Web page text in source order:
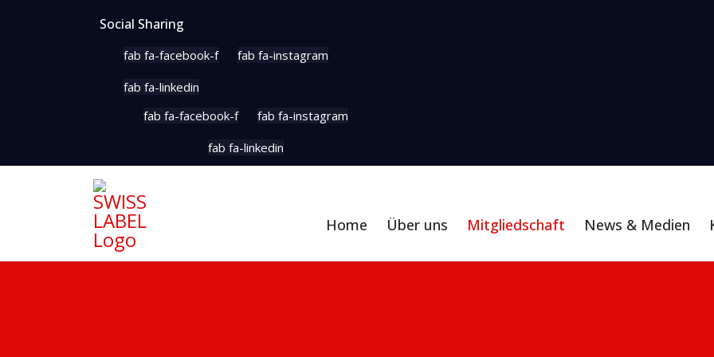
Social Sharing
fab fa-facebook-f
fab fa-instagram
fab fa-linkedin
fab fa-facebook-f
fab fa-instagram
fab fa-linkedin
Home Über uns Mitgliedschaft News & Medien